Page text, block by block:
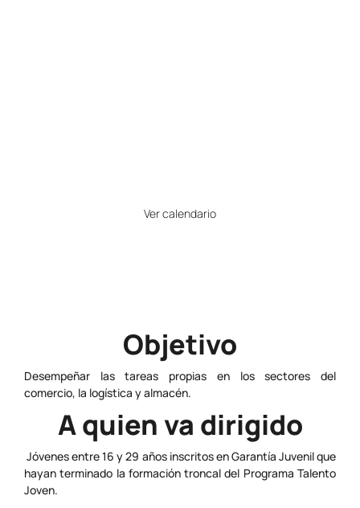
Ver calendario
Objetivo
Desempeñar las tareas propias en los sectores del
comercio, la logística y almacén.
A quien va dirigido
Jóvenes entre 16 y 29 años inscritos en Garantía Juvenil que
hayan terminado la formación troncal del Programa Talento
Joven.